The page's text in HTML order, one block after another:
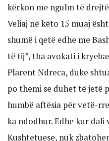
kërkon me ngulm të
Veliaj në këto 15 muaj
shumë i qetë edhe me
të tij”, tha avokati i
Plarent Ndreca, duke
po themi se duhet të jetë
humbë aftësia për vetë-
ka ndodhur. Edhe kur dali
Kushtetuese, nuk